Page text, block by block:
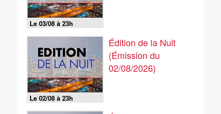
Le 03/08 à 23h
Le 02/08 à 23h
Édition de la Nuit
(Émission du
02/08/2026)